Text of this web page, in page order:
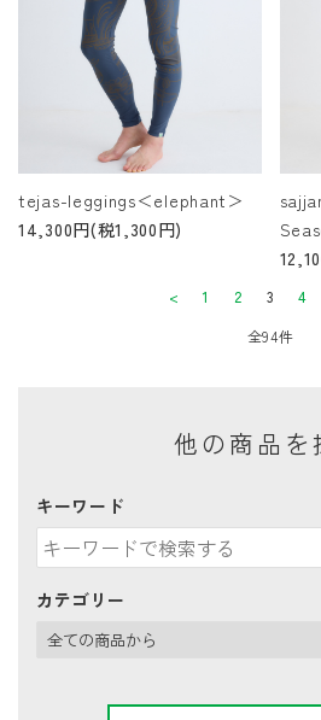
tejas-leggings＜elephant＞
14,300円(税1,300円)
< 1 2 3 4
全94件
他の商品を
キーワード
カテゴリー